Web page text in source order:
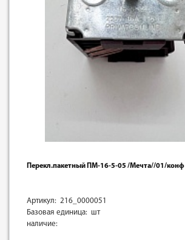
Перекл.пакетный ПМ-16-5-05 /Мечта//01/конф
Артикул: 216_0000051
Базовая единица: шт
наличие: